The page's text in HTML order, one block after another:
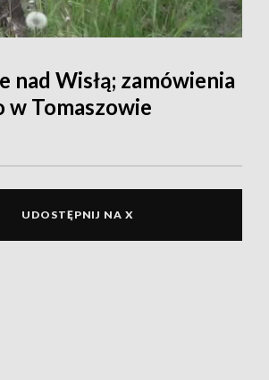
Wisłą; zamówienia
w Tomaszowie
UDOSTĘPNIJ NA X